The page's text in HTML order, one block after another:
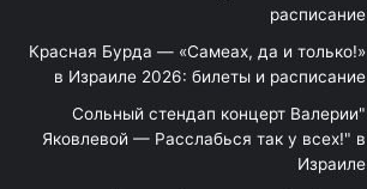
расписание
Красная Бурда — «Самеах, да и только!»
в Израиле 2026: билеты и расписание
"Сольный стендап концерт Валерии
Яковлевой — Расслабься так у всех!" в
Израиле